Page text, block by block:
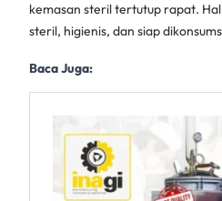
kemasan steril tertutup rapat.
steril, higienis, dan siap
Baca Juga: